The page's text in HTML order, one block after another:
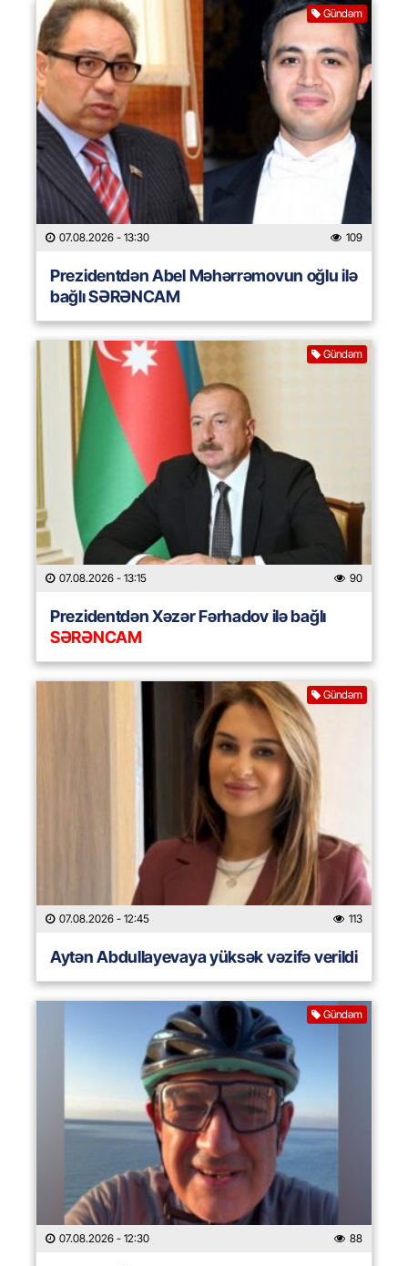
Gündəm
07.08.2026 - 13:30 109
Prezidentdən Abel Məhərrəmovun oğlu ilə
bağlı SƏRƏNCAM
Gündəm
07.08.2026 - 13:15 90
Prezidentdən Xəzər Fərhadov ilə bağlı
SƏRƏNCAM
Gündəm
07.08.2026 - 12:45 113
Aytən Abdullayevaya yüksək vəzifə verildi
Gündəm
07.08.2026 - 12:30 88